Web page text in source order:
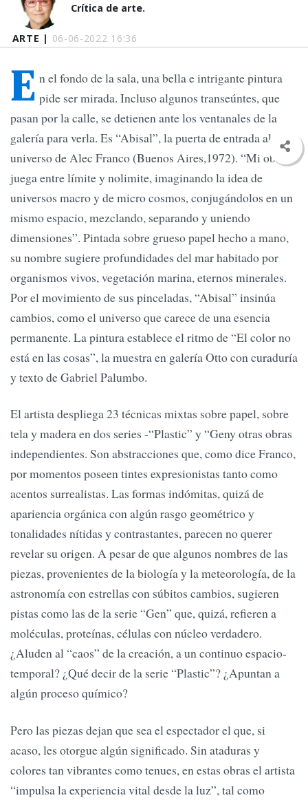
ARTE | 06-06-2022 16:36
Crítica de arte.
E n el fondo de la sala, una bella e intrigante pintura
pide ser mirada. Incluso algunos transeúntes, que
pasan por la calle, se detienen ante los ventanales de la
galería para verla. Es “Abisal”, la puerta de entrada al
universo de Alec Franco (Buenos Aires,1972). “Mi obra
juega entre límite y nolimite, imaginando la idea de
universos macro y de micro cosmos, conjugándolos en un
mismo espacio, mezclando, separando y uniendo
dimensiones”. Pintada sobre grueso papel hecho a mano,
su nombre sugiere profundidades del mar habitado por
organismos vivos, vegetación marina, eternos minerales.
Por el movimiento de sus pinceladas, “Abisal” insinúa
cambios, como el universo que carece de una esencia
permanente. La pintura establece el ritmo de “El color no
está en las cosas”, la muestra en galería Otto con curaduría
y texto de Gabriel Palumbo.
El artista despliega 23 técnicas mixtas sobre papel, sobre
tela y madera en dos series -“Plastic” y “Geny otras obras
independientes. Son abstracciones que, como dice Franco,
por momentos poseen tintes expresionistas tanto como
acentos surrealistas. Las formas indómitas, quizá de
apariencia orgánica con algún rasgo geométrico y
tonalidades nítidas y contrastantes, parecen no querer
revelar su origen. A pesar de que algunos nombres de las
piezas, provenientes de la biología y la meteorología, de la
astronomía con estrellas con súbitos cambios, sugieren
pistas como las de la serie “Gen” que, quizá, refieren a
moléculas, proteínas, células con núcleo verdadero.
¿Aluden al “caos” de la creación, a un continuo espacio-
temporal? ¿Qué decir de la serie “Plastic”? ¿Apuntan a
algún proceso químico?
Pero las piezas dejan que sea el espectador el que, si
acaso, les otorgue algún significado. Sin ataduras y
colores tan vibrantes como tenues, en estas obras el artista
“impulsa la experiencia vital desde la luz”, tal como